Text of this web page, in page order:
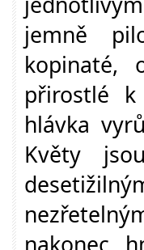
jemně
kopinaté,
přirostlé
hlávka
Květy
nakonec